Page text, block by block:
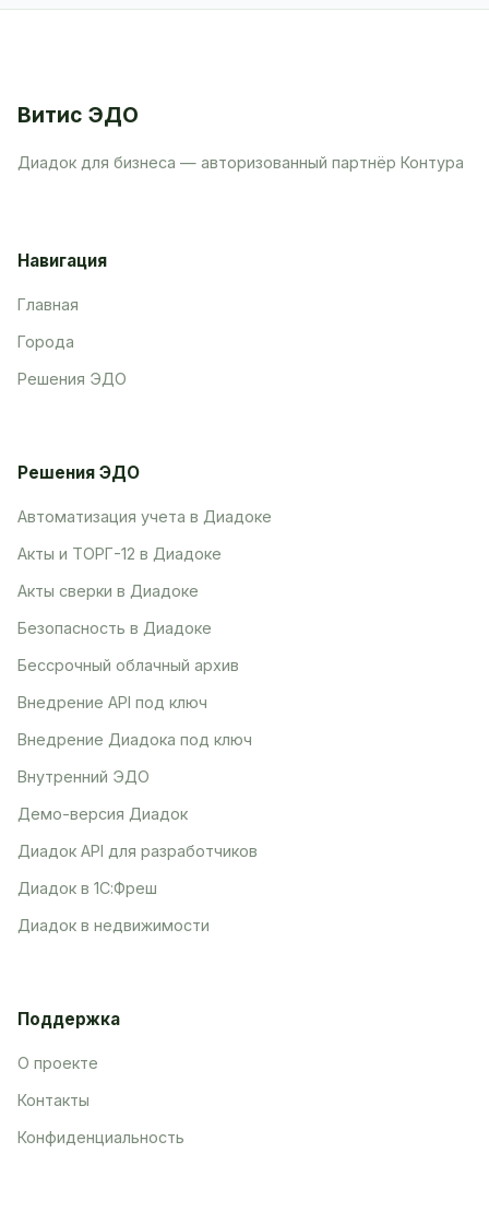
Витис ЭДО
Диадок для бизнеса — авторизованный партнёр Контура
Навигация
Главная
Города
Решения ЭДО
Решения ЭДО
Автоматизация учета в Диадоке
Акты и ТОРГ-12 в Диадоке
Акты сверки в Диадоке
Безопасность в Диадоке
Бессрочный облачный архив
Внедрение API под ключ
Внедрение Диадока под ключ
Внутренний ЭДО
Демо-версия Диадок
Диадок API для разработчиков
Диадок в 1С:Фреш
Диадок в недвижимости
Поддержка
О проекте
Контакты
Конфиденциальность